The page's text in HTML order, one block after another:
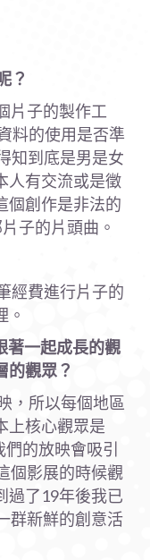
？
片子的製作工
料的使用是否準
知到底是男是女
人有交流或是徵
個創作是非法的
子的片頭曲。
經費進行片子的
。
著一起成長的觀
的觀眾？
，所以每個地區
上核心觀眾是
的放映會吸引
個影展的時候觀
過了19年後我已
群新鮮的創意活